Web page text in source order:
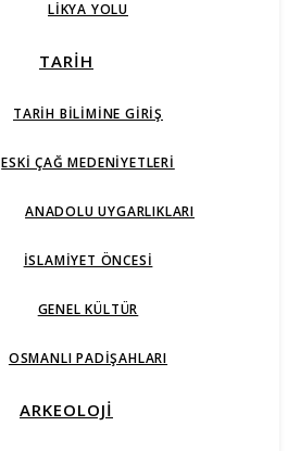
LIKYA YOLU
TARİH
TARIH BILIMINE GIRIŞ
ESKI ÇAĞ MEDENIYETLERI
ANADOLU UYGARLIKLARI
İSLAMIYET ÖNCESI
GENEL KÜLTÜR
OSMANLI PADIŞAHLARI
ARKEOLOJİ